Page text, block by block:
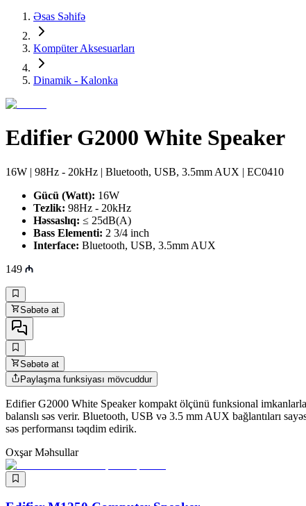
Əsas Səhifə
Kompüter Aksesuarları
Dinamik - Kalonka
Edifier G2000 White Speaker
16W | 98Hz - 20kHz | Bluetooth, USB, 3.5mm AUX | EC0410
Gücü (Watt): 16W
Tezlik: 98Hz - 20kHz
Həssaslıq: ≤ 25dB(A)
Bass Elementi: 2 3/4 inch
Interface: Bluetooth, USB, 3.5mm AUX
149
Səbətə at
Səbətə at
Paylaşma funksiyası mövcuddur
Edifier G2000 White Speaker kompakt ölçünü funksional
balanslı səs verir. Bluetooth, USB və 3.5 mm AUX bağlantıları
səs performansı təqdim edirik.
Oxşar Məhsullar